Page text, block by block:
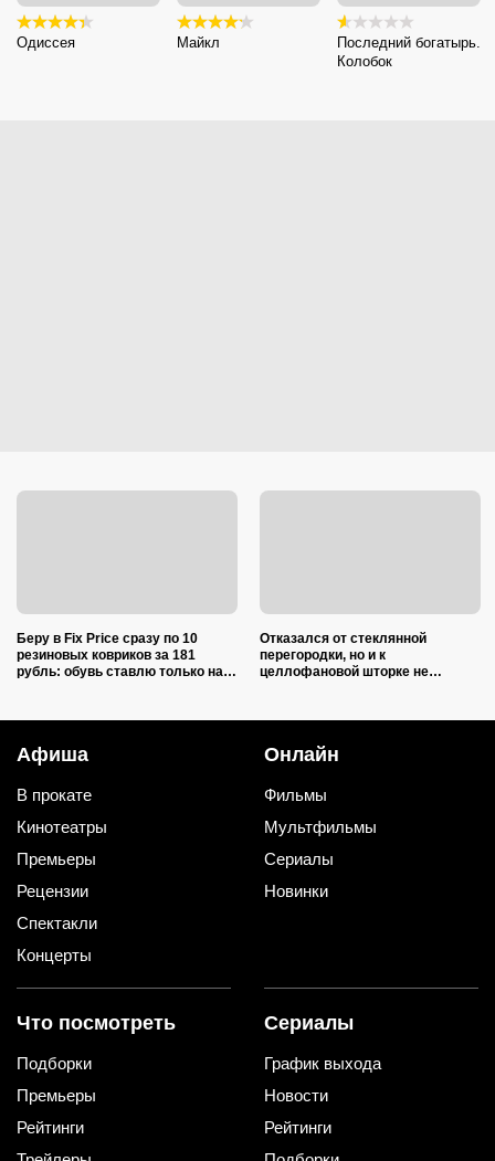
Одиссея Майкл
Последний богатырь.
Колобок
Беру в Fix Price сразу по 10
резиновых ковриков за 181
рубль: обувь ставлю только на
Отказался от стеклянной
перегородки, но и к
целлофановой шторке не
Афиша
В прокате
Кинотеатры
Премьеры
Рецензии
Спектакли
Концерты
Онлайн
Фильмы
Мультфильмы
Сериалы
Новинки
Что посмотреть
Подборки
Премьеры
Рейтинги
Сериалы
График выхода
Новости
Рейтинги